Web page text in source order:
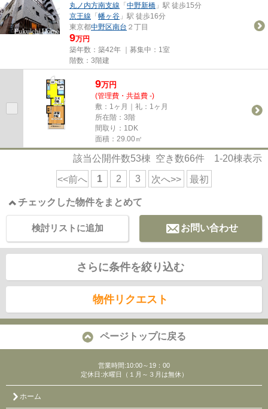
丸ノ内方南支線 「中野新橋 」駅 徒歩15分
京王線 「幡ヶ谷 」駅 徒歩16分
東京都中野区南台 ２丁目
9万円
築年数：築42年 ｜募集中： 1室
階数：3階建
9万円
(管理費・共益費 -)
敷：1ヶ月｜礼：1ヶ月
所在階：3階
間取り：1DK
面積：29.00㎡
該当公開件数53棟 空き数66件 1-20棟表示
<<前へ 1 2 3 次へ>> 最初
チェックした物件をまとめて
お問い合わせ
検討リストに追加
さらに条件を絞り込む
物件リクエスト
ページトップに戻る
営業時間:10:00～19：00
定休日:水曜日（１月～３月は無休）
ホーム